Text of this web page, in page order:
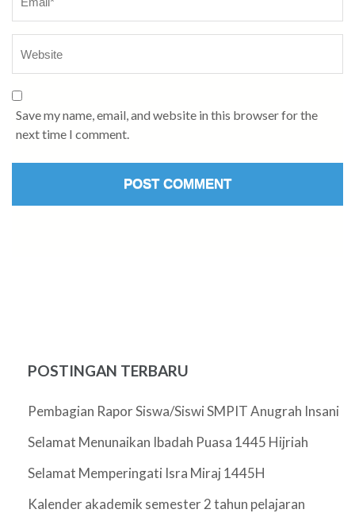
Save my name, email, and website in this browser for the
next time I comment.
POSTINGAN TERBARU
Pembagian Rapor Siswa/Siswi SMPIT Anugrah Insani
Selamat Menunaikan Ibadah Puasa 1445 Hijriah
Selamat Memperingati Isra Miraj 1445H
Kalender akademik semester 2 tahun pelajaran